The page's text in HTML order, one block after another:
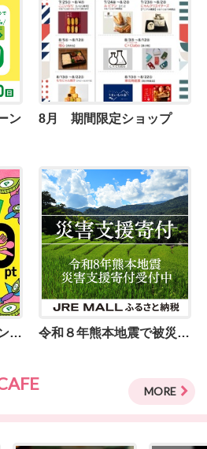
ン 8月 期間限定ショップ
10,000ポイントプレゼントキャンペーン！ 令和８年熊本地震で被災された皆さまに、心よりお見舞い申し上げます
MORE